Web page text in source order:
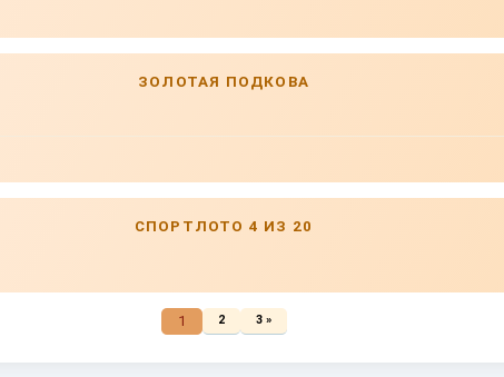
ЗОЛОТАЯ ПОДКОВА
СПОРТЛОТО 4 ИЗ 20
1 2 3 »